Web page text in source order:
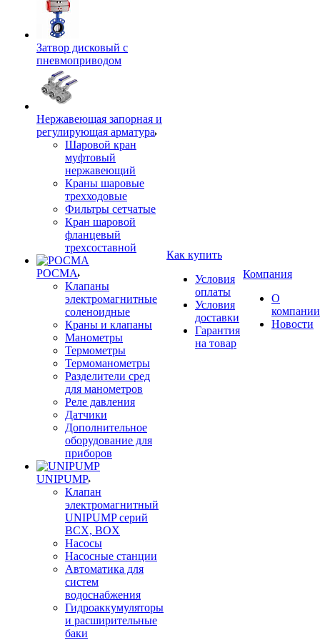
Затвор дисковый с
пневмоприводом
Нержавеющая запорная и
регулирующая арматура
Шаровой кран
муфтовый
нержавеющий
Краны шаровые
трехходовые
Фильтры сетчатые
Кран шаровой
фланцевый
трехсоставной
РОСМА
Клапаны
электромагнитные
соленоидные
Краны и клапаны
Манометры
Термометры
Термоманометры
Разделители сред
для манометров
Реле давления
Датчики
Дополнительное
оборудование для
приборов
UNIPUMP
Клапан
электромагнитный
UNIPUMP серий
BCX, BOX
Насосы
Насосные станции
Автоматика для
систем
водоснабжения
Гидроаккумуляторы
и расширительные
баки
Как купить
Условия
оплаты
Условия
доставки
Гарантия
на товар
Компания
О
компании
Новости